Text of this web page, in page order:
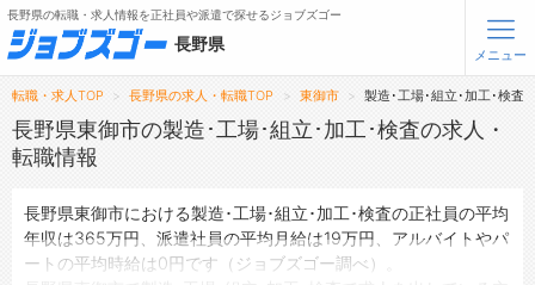
無料会員登録 ログイン
トップ
詳細情報で求人を探す
長野県の転職・求人情報を正社員や派遣で探せるジョブズゴー
長野県
メニュー
転職・求人TOP 長野県の求人・転職TOP 東御市 製造･工場･組立･加工･検査
長野県東御市の製造･工場･組立･加工･検査の求人・
転職情報
長野県東御市における製造･工場･組立･加工･検査の正社員の平均
年収は365万円、派遣社員の平均月給は19万円、アルバイトやパ
ートの平均時給は0円です（ジョブズゴー調べ）。